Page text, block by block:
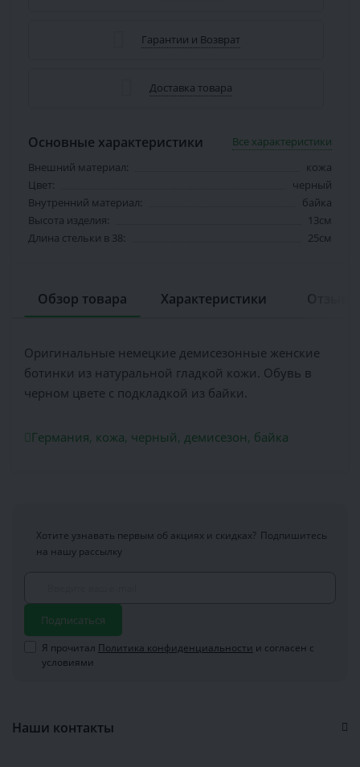
Гарантии и Возврат
Доставка товара
Основные характеристики
Все характеристики
Внешний материал:
кожа
Цвет:
черный
Внутренний материал:
байка
Высота изделия:
13см
Длина стельки в 38:
25см
Обзор товара Характеристики
Оригинальные немецкие демисезонные женские
ботинки из натуральной гладкой кожи. Обувь в
черном цвете с подкладкой из байки.
Германия, кожа, черный, демисезон, байка
Хотите узнавать первым об акциях и скидках? Подпишитесь
на нашу рассылку
Подписаться
Я прочитал Политика конфиденциальности и согласен с
условиями
Наши контакты